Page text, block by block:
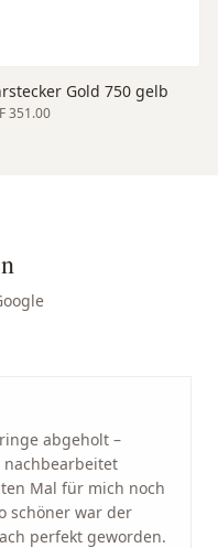
Gold 750 gelb
351.00
abgeholt –
nachbearbeitet
Mal für mich noch
schöner war der
perfekt geworden.